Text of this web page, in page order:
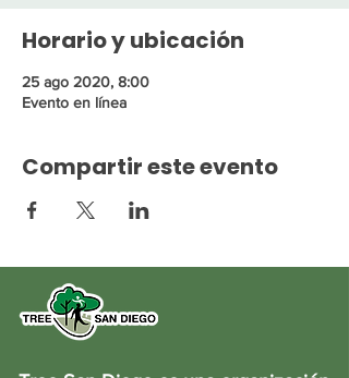
Horario y ubicación
25 ago 2020, 8:00
Evento en línea
Compartir este evento